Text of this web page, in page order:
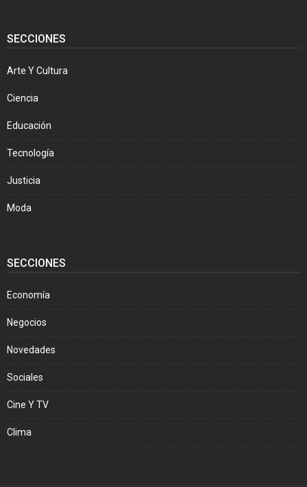
SECCIONES
Arte Y Cultura
Ciencia
Educación
Tecnología
Justicia
Moda
SECCIONES
Economía
Negocios
Novedades
Sociales
Cine Y TV
Clima